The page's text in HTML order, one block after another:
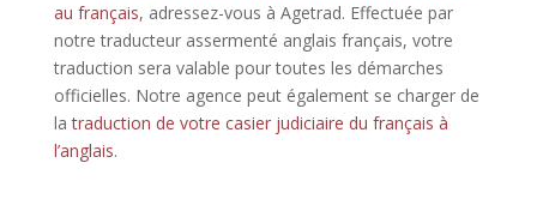
au français, adressez-vous à Agetrad. Effectuée par
notre traducteur assermenté anglais français, votre
traduction sera valable pour toutes les démarches
officielles. Notre agence peut également se charger de
latraduction de votre casier judiciaire du français à
l’anglais.